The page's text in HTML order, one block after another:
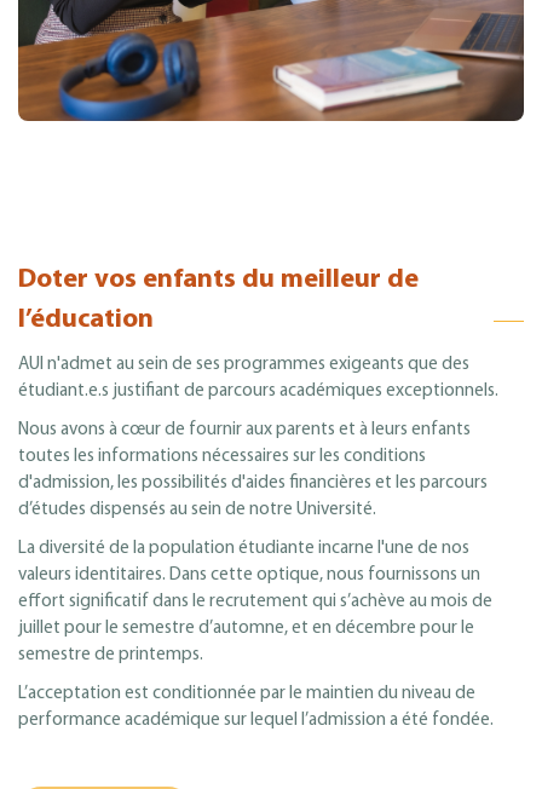
Doter vos enfants du meilleur de
l’éducation
AUI n'admet au sein de ses programmes exigeants que des
étudiant.e.s justifiant de parcours académiques exceptionnels.
Nous avons à cœur de fournir aux parents et à leurs enfants
toutes les informations nécessaires sur les conditions
d'admission, les possibilités d'aides financières et les parcours
d’études dispensés au sein de notre Université.
La diversité de la population étudiante incarne l'une de nos
valeurs identitaires. Dans cette optique, nous fournissons un
effort significatif dans le recrutement qui s’achève au mois de
juillet pour le semestre d’automne, et en décembre pour le
semestre de printemps.
L’acceptation est conditionnée par le maintien du niveau de
performance académique sur lequel l’admission a été fondée.